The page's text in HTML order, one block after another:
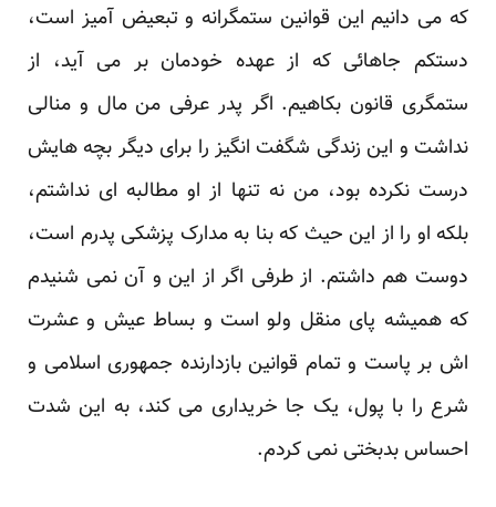
که می دانیم این قوانین ستمگرانه و تبعیض آمیز است،
دستکم جاهائی که از عهده خودمان بر می آید، از
ستمگری قانون بکاهیم. اگر پدر عرفی من مال و منالی
نداشت و این زندگی شگفت انگیز را برای دیگر بچه هایش
درست نکرده بود، من نه تنها از او مطالبه ای نداشتم،
بلکه او را از این حیث که بنا به مدارک پزشکی پدرم است،
دوست هم داشتم. از طرفی اگر از این و آن نمی شنیدم
که همیشه پای منقل ولو است و بساط عیش و عشرت
اش بر پاست و تمام قوانین بازدارنده جمهوری اسلامی و
شرع را با پول، یک جا خریداری می کند، به این شدت
احساس بدبختی نمی کردم.